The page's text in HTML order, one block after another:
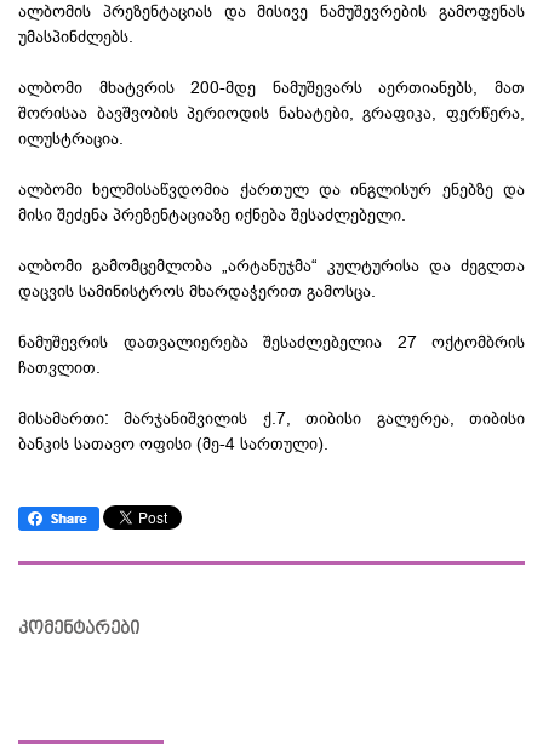
ალბომის პრეზენტაციას და მისივე ნამუშევრების გამოფენას
უმასპინძლებს.
ალბომი მხატვრის 200-მდე ნამუშევარს აერთიანებს, მათ
შორისაა ბავშვობის პერიოდის ნახატები, გრაფიკა, ფერწერა,
ილუსტრაცია.
ალბომი ხელმისაწვდომია ქართულ და ინგლისურ ენებზე და
მისი შეძენა პრეზენტაციაზე იქნება შესაძლებელი.
ალბომი გამომცემლობა „არტანუჯმა“ კულტურისა და ძეგლთა
დაცვის სამინისტროს მხარდაჭერით გამოსცა.
ნამუშევრის დათვალიერება შესაძლებელია 27 ოქტომბრის
ჩათვლით.
მისამართი: მარჯანიშვილის ქ.7, თიბისი გალერეა, თიბისი
ბანკის სათავო ოფისი (მე-4 სართული).
კომენტარები